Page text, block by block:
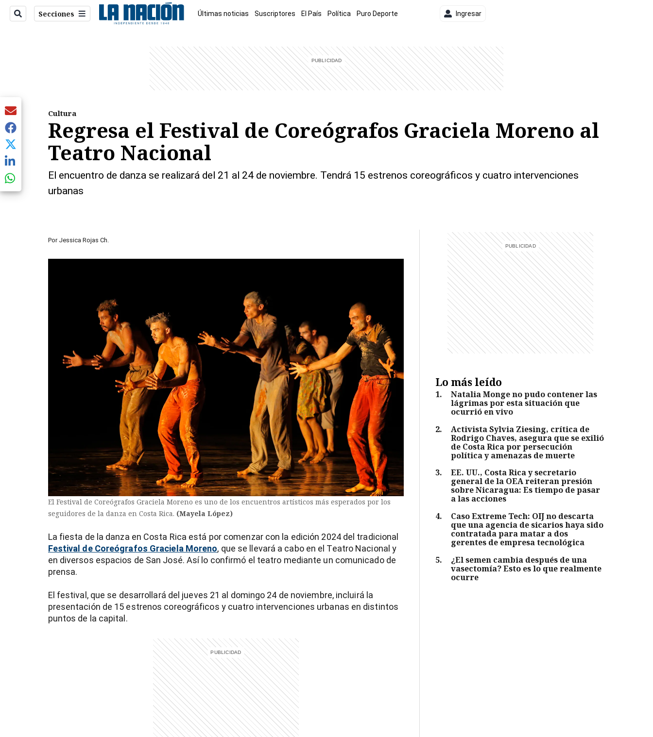
Secciones Últimas noticias Suscriptores El País Política Puro Deporte Ingresar
Cultura
Regresa el Festival de Coreógrafos Graciela Moreno al
Teatro Nacional
El encuentro de danza se realizará del 21 al 24 de noviembre. Tendrá 15 estrenos coreográficos y cuatro intervenciones
urbanas
Por Jessica Rojas Ch.
El Festival de Coreógrafos Graciela Moreno es uno de los encuentros artísticos más esperados por los
seguidores de la danza en Costa Rica. (Mayela López)
La fiesta de la danza en Costa Rica está por comenzar con la edición 2024 del tradicional
Festival de Coreógrafos Graciela Moreno, que se llevará a cabo en el Teatro Nacional y
en diversos espacios de San José. Así lo confirmó el teatro mediante un comunicado de
prensa.
El festival, que se desarrollará del jueves 21 al domingo 24 de noviembre, incluirá la
presentación de 15 estrenos coreográficos y cuatro intervenciones urbanas en distintos
puntos de la capital.
Lo más leído
1.
Natalia Monge no pudo contener las
lágrimas por esta situación que
ocurrió en vivo
2.
Activista Sylvia Ziesing, crítica de
Rodrigo Chaves, asegura que se exilió
de Costa Rica por persecución
política y amenazas de muerte
3.
EE. UU., Costa Rica y secretario
general de la OEA reiteran presión
sobre Nicaragua: Es tiempo de pasar
a las acciones
4.
Caso Extreme Tech: OIJ no descarta
que una agencia de sicarios haya sido
contratada para matar a dos
gerentes de empresa tecnológica
5.
¿El semen cambia después de una
vasectomía? Esto es lo que realmente
ocurre